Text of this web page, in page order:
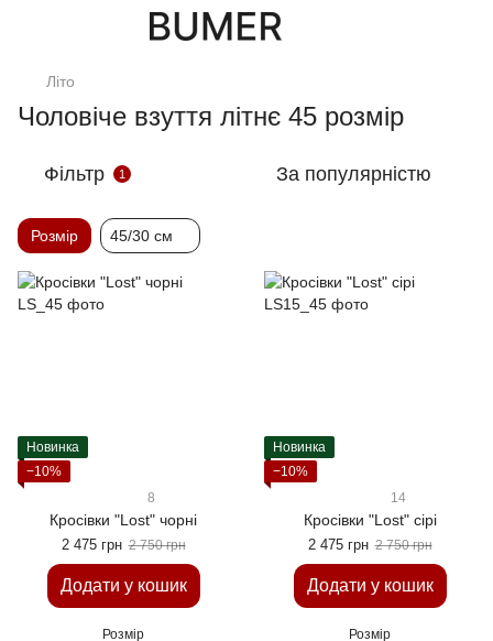
Літо
Чоловіче взуття літнє 45 розмір
Фільтр 1 За популярністю
Розмір 45/30 см
Новинка
−10%
8
Кросівки "Lost" чорні
2 475 грн 2 750 грн
Додати у кошик
Розмір
Новинка
−10%
14
Кросівки "Lost" сірі
2 475 грн 2 750 грн
Додати у кошик
Розмір